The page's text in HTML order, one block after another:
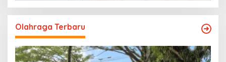
Olahraga Terbaru